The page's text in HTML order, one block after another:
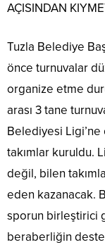
AÇISINDAN
Tuzla Belediye
önce turnuvalar
organize etme
arası 3 tane
Belediyesi Ligi’ne
takımlar kuruldu.
değil, bilen
eden kazanacak.
sporun birleştirici
beraberliğin